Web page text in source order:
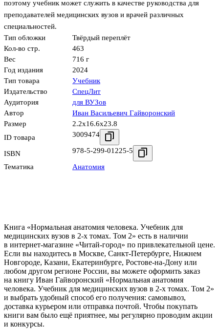
поэтому учебник может служить в качестве руководства для
преподавателей медицинских вузов и врачей различных
специальностей.
Тип обложки
Твёрдый переплёт
Кол-во стр.
463
Вес
716 г
Год издания
2024
Тип товара
Учебник
Издательство
СпецЛит
Аудитория
для ВУЗов
Автор
Иван Васильевич Гайворонский
Размер
2.2x16.6x23.8
ID товара
3009474
ISBN 978-5-299-01225-5
Тематика Анатомия
Книга «Нормальная анатомия человека. Учебник для
медицинских вузов в 2-х томах. Том 2» есть в наличии
в интернет-магазине «Читай-город» по привлекательной цене.
Если вы находитесь в Москве, Санкт-Петербурге, Нижнем
Новгороде, Казани, Екатеринбурге, Ростове-на-Дону или
любом другом регионе России, вы можете оформить заказ
на книгу Иван Гайворонский «Нормальная анатомия
человека. Учебник для медицинских вузов в 2-х томах. Том 2»
и выбрать удобный способ его получения: самовывоз,
доставка курьером или отправка почтой. Чтобы покупать
книги вам было ещё приятнее, мы регулярно проводим акции
и конкурсы.